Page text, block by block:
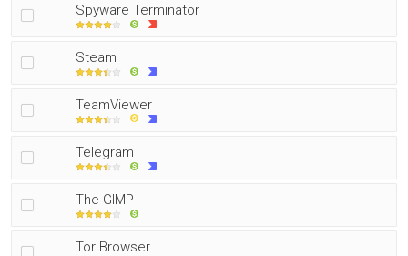
Spyware Terminator
Steam
TeamViewer
Telegram
The GIMP
Tor Browser